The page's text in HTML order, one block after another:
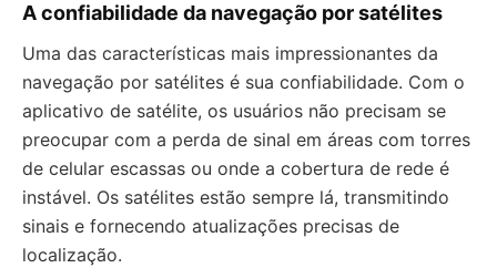
A confiabilidade da navegação por satélites
Uma das características mais impressionantes da
navegação por satélites é sua confiabilidade. Com o
aplicativo de satélite, os usuários não precisam se
preocupar com a perda de sinal em áreas com torres
de celular escassas ou onde a cobertura de rede é
instável. Os satélites estão sempre lá, transmitindo
sinais e fornecendo atualizações precisas de
localização.